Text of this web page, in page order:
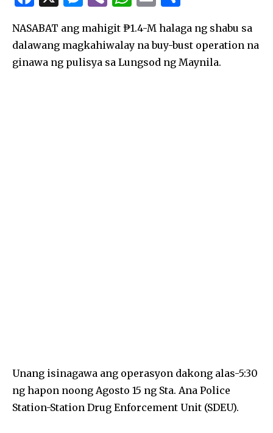
c
e
se
n
g
er at
s
A
ai
l
ar
e
NASABAT ang mahigit ₱1.4-M halaga ng shabu sa
dalawang magkahiwalay na buy-bust operation na
ginawa ng pulisya sa Lungsod ng Maynila.
Unang isinagawa ang operasyon dakong alas-5:30
ng hapon noong Agosto 15 ng Sta. Ana Police
Station-Station Drug Enforcement Unit (SDEU).